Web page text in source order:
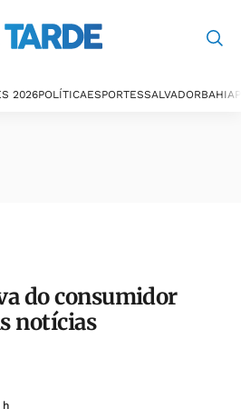
2026POLÍTICAESPORTESSALVADORBAHIA
do consumidor
notícias
h